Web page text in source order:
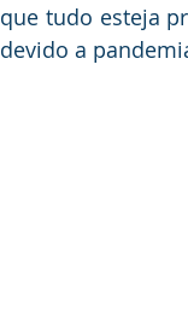
que tudo esteja
devido a